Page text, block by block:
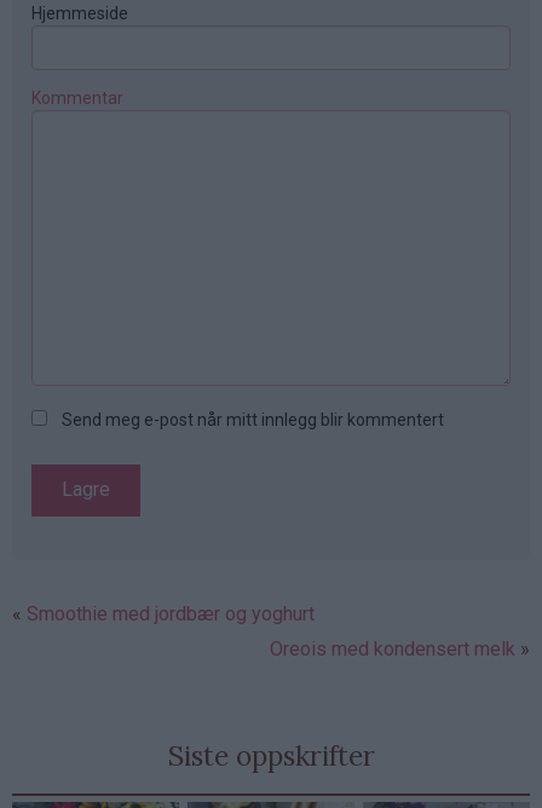
Hjemmeside
Kommentar
Send meg e-post når mitt innlegg blir kommentert
Smoothie med jordbær og yoghurt
Oreois med kondensert melk
Siste oppskrifter